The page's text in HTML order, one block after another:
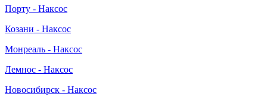
Порту - Наксос
Козани - Наксос
Монреаль - Наксос
Лемнос - Наксос
Новосибирск - Наксос